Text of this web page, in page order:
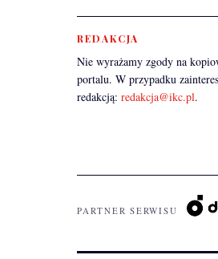
REDAKCJA
Nie wyrażamy zgody na
portalu. W przypadku
redakcją: redakcja@ikc.pl.
PARTNER SERWISU